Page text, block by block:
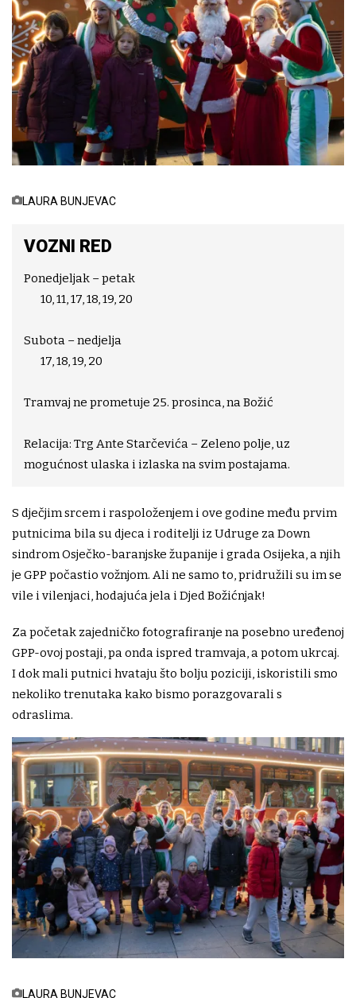
LAURA BUNJEVAC
VOZNI RED
Ponedjeljak – petak
10, 11, 17, 18, 19, 20
Subota – nedjelja
17, 18, 19, 20
Tramvaj ne prometuje 25. prosinca, na Božić
Relacija: Trg Ante Starčevića – Zeleno polje, uz
mogućnost ulaska i izlaska na svim postajama.
S dječjim srcem i raspoloženjem i ove godine među prvim
putnicima bila su djeca i roditelji iz Udruge za Down
sindrom Osječko-baranjske županije i grada Osijeka, a njih
je GPP počastio vožnjom. Ali ne samo to, pridružili su im se
vile i vilenjaci, hodajuća jela i Djed Božićnjak!
Za početak zajedničko fotografiranje na posebno uređenoj
GPP-ovoj postaji, pa onda ispred tramvaja, a potom ukrcaj.
I dok mali putnici hvataju što bolju poziciji, iskoristili smo
nekoliko trenutaka kako bismo porazgovarali s
odraslima.
LAURA BUNJEVAC